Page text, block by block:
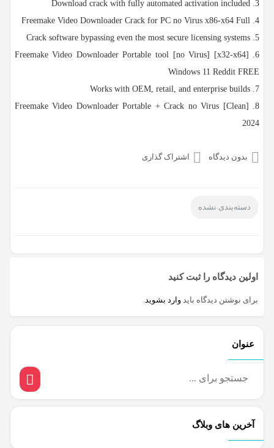
عنوان
آخرین های وبلاگ
Download crack with fully automated activation included
Freemake Video Downloader Crack for PC no Virus x86-x64 Full
Crack software bypassing even the most secure licensing systems
Freemake Video Downloader Portable tool [no Virus] [x32-x64]
Windows 11 Reddit FREE
Works with OEM, retail, and enterprise builds
Freemake Video Downloader Portable + Crack no Virus [Clean]
2024
بدون دیدگاه اشتراک گذاری
دسته‌بندی نشده
اولین دیدگاه را ثبت کنید
برای نوشتن دیدگاه باید وارد بشوید.